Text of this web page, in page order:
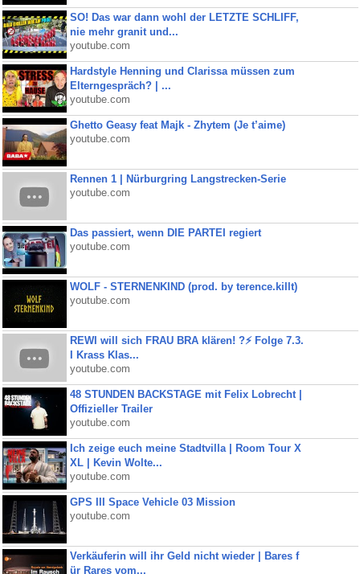
SO! Das war dann wohl der LETZTE SCHLIFF,
nie mehr granit und...
youtube.com
Hardstyle Henning und Clarissa müssen zum
Elterngespräch? | ...
youtube.com
Ghetto Geasy feat Majk - Zhytem (Je t’aime)
youtube.com
Rennen 1 | Nürburgring Langstrecken-Serie
youtube.com
Das passiert, wenn DIE PARTEI regiert
youtube.com
WOLF - STERNENKIND (prod. by terence.killt)
youtube.com
REWI will sich FRAU BRA klären! ?⚡️ Folge 7.3.
I Krass Klas...
youtube.com
48 STUNDEN BACKSTAGE mit Felix Lobrecht |
Offizieller Trailer
youtube.com
Ich zeige euch meine Stadtvilla | Room Tour X
XL | Kevin Wolte...
youtube.com
GPS III Space Vehicle 03 Mission
youtube.com
Verkäuferin will ihr Geld nicht wieder | Bares f
ür Rares vom...